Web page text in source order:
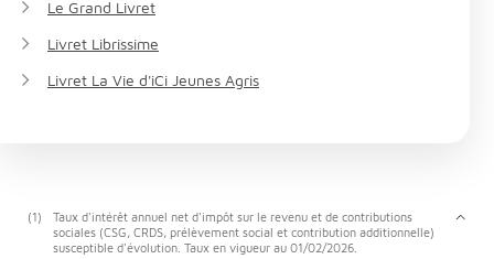
Le Grand Livret
Livret Librissime
Livret La Vie d'iCi Jeunes Agris
(1)
Taux d'intérêt annuel net d'impôt sur le revenu et de contributions
sociales (CSG, CRDS, prélèvement social et contribution additionnelle)
susceptible d'évolution. Taux en vigueur au 01/02/2026.